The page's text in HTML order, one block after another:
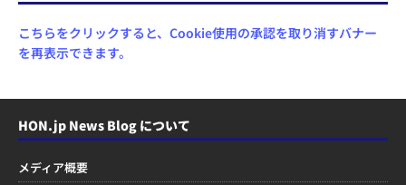
こちらをクリックすると、Cookie使用の承認を取り消すバナー
を再表示できます。
HON.jp News Blog について
メディア概要